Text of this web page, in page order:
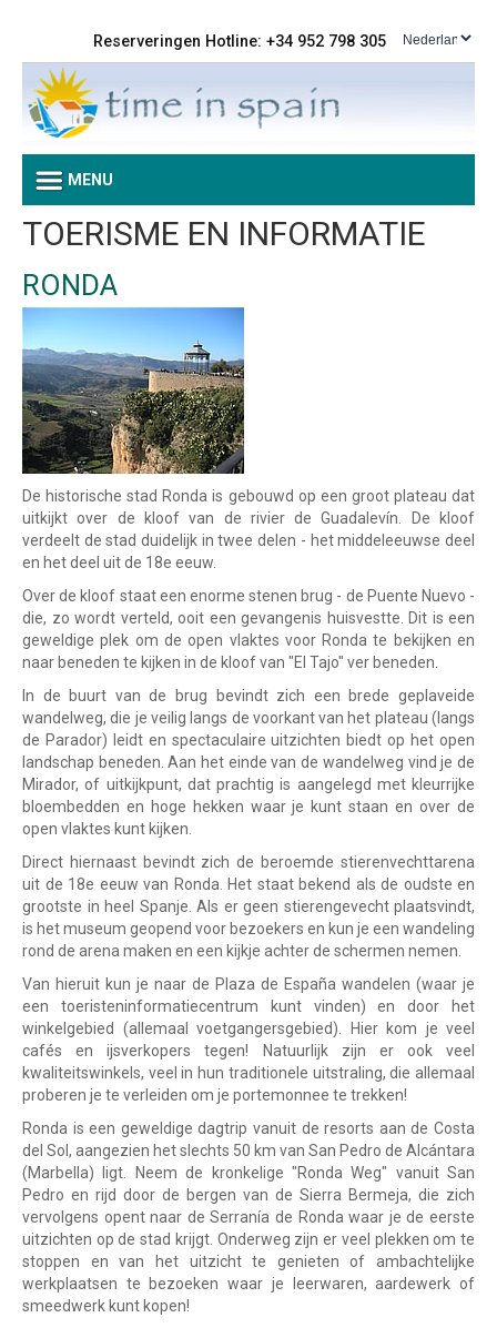
Reserveringen Hotline: +34 952 798 305
MENU
TOERISME EN INFORMATIE
RONDA
De historische stad Ronda is gebouwd op een groot plateau dat
uitkijkt over de kloof van de rivier de Guadalevín. De kloof
verdeelt de stad duidelijk in twee delen - het middeleeuwse deel
en het deel uit de 18e eeuw.
Over de kloof staat een enorme stenen brug - de Puente Nuevo -
die, zo wordt verteld, ooit een gevangenis huisvestte. Dit is een
geweldige plek om de open vlaktes voor Ronda te bekijken en
naar beneden te kijken in de kloof van "El Tajo" ver beneden.
In de buurt van de brug bevindt zich een brede geplaveide
wandelweg, die je veilig langs de voorkant van het plateau (langs
de Parador) leidt en spectaculaire uitzichten biedt op het open
landschap beneden. Aan het einde van de wandelweg vind je de
Mirador, of uitkijkpunt, dat prachtig is aangelegd met kleurrijke
bloembedden en hoge hekken waar je kunt staan en over de
open vlaktes kunt kijken.
Direct hiernaast bevindt zich de beroemde stierenvechttarena
uit de 18e eeuw van Ronda. Het staat bekend als de oudste en
grootste in heel Spanje. Als er geen stierengevecht plaatsvindt,
is het museum geopend voor bezoekers en kun je een wandeling
rond de arena maken en een kijkje achter de schermen nemen.
Van hieruit kun je naar de Plaza de España wandelen (waar je
een toeristeninformatiecentrum kunt vinden) en door het
winkelgebied (allemaal voetgangersgebied). Hier kom je veel
cafés en ijsverkopers tegen! Natuurlijk zijn er ook veel
kwaliteitswinkels, veel in hun traditionele uitstraling, die allemaal
proberen je te verleiden om je portemonnee te trekken!
Ronda is een geweldige dagtrip vanuit de resorts aan de Costa
del Sol, aangezien het slechts 50 km van San Pedro de Alcántara
(Marbella) ligt. Neem de kronkelige "Ronda Weg" vanuit San
Pedro en rijd door de bergen van de Sierra Bermeja, die zich
vervolgens opent naar de Serranía de Ronda waar je de eerste
uitzichten op de stad krijgt. Onderweg zijn er veel plekken om te
stoppen en van het uitzicht te genieten of ambachtelijke
werkplaatsen te bezoeken waar je leerwaren, aardewerk of
smeedwerk kunt kopen!